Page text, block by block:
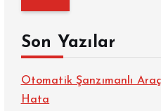
m
:Son Yazılar
Otomatik Şanzımanlı
Hata